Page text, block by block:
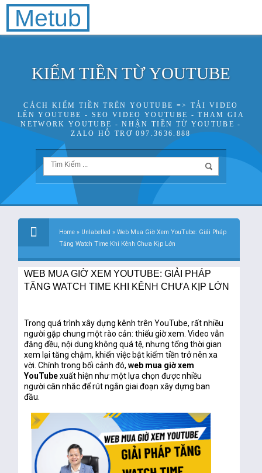
Metub
KIẾM TIỀN TỪ YOUTUBE
CÁCH KIẾM TIỀN TRÊN YOUTUBE => TẢI VIDEO
LÊN YOUTUBE - SEO VIDEO YOUTUBE - THAM GIA
NETWORK YOUTUBE - NHẬN TIỀN TỪ YOUTUBE -
ZALO HỖ TRỢ 097.3636.888
Home » Unlabelled »Web Mua Giờ Xem YouTube: Giải Pháp
Tăng Watch Time Khi Kênh Chưa Kịp Lớn
WEB MUA GIỜ XEM YOUTUBE: GIẢI PHÁP
TĂNG WATCH TIME KHI KÊNH CHƯA KỊP LỚN
Trong quá trình xây dựng kênh trênYouTube, rất nhiều
người gặp chung một rào cản:thiếu giờ xem . Video vẫn
đăng đều, nội dung không quá tệ, nhưng tổng thời gian
xem lại tăng chậm, khiến việc bật kiếm tiền trở nên xa
vời. Chính trong bối cảnh đó,web mua giờ xem
YouTubexuất hiện như một lựa chọn được nhiều
người cân nhắc để rút ngắn giai đoạn xây dựng ban
đầu.